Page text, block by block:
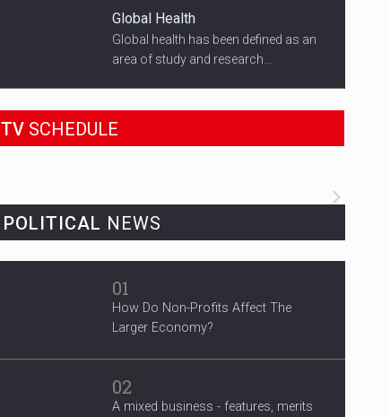
Global Health
Global health has been defined as an
area of study and research...
Woman in Mission Hills
A woman were arrested after he
3 Years After Man's Death
Mother hopes renewed reward will
Migrant Crisis
The proposal involves resettling one
TV SCHEDULE
ALL THE LATEST SPORTS NEWS FROM
AROUND THE WORLD.
POLITICAL NEWS
01
How Do Non-Profits Affect The
Larger Economy?
02
A mixed business - features, merits